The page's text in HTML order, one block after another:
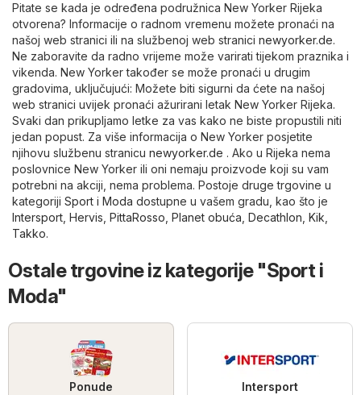
Pitate se kada je određena podružnica New Yorker Rijeka
otvorena? Informacije o radnom vremenu možete pronaći na
našoj web stranici ili na službenoj web stranici newyorker.de.
Ne zaboravite da radno vrijeme može varirati tijekom praznika i
vikenda. New Yorker također se može pronaći u drugim
gradovima, uključujući: Možete biti sigurni da ćete na našoj
web stranici uvijek pronaći ažurirani letak New Yorker Rijeka.
Svaki dan prikupljamo letke za vas kako ne biste propustili niti
jedan popust. Za više informacija o New Yorker posjetite
njihovu službenu stranicu newyorker.de . Ako u Rijeka nema
poslovnice New Yorker ili oni nemaju proizvode koji su vam
potrebni na akciji, nema problema. Postoje druge trgovine u
kategoriji Sport i Moda dostupne u vašem gradu, kao što je
Intersport Hervis PittaRosso Planet obuća Decathlon Kik
Takko.
Ostale trgovine iz kategorije "Sport i
Moda"
Ponude Intersport